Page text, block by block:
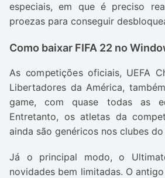
especiais, em que é preciso
proezas para conseguir
Como baixar FIFA 22 no
As competições oficiais, UEFA
Libertadores da América,
game, com quase todas as
Entretanto, os atletas da
ainda são genéricos nos clubes do
Já o principal modo, o
novidades bem limitadas. O